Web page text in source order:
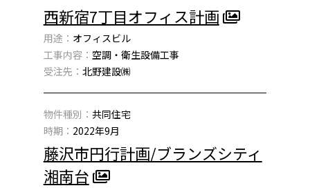
西新宿7丁目オフィス計画
用途： オフィスビル
工事内容： 空調・衛生設備工事
受注先： 北野建設㈱
物件種別： 共同住宅
時期： 2022年9月
藤沢市円行計画/ブランズシティ
湘南台